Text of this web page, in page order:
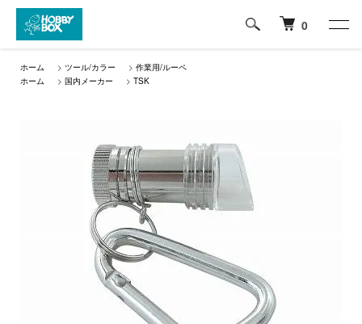
0
ホーム > ツール/カラー > 作業用/ルーペ
ホーム
> 国内メーカー > TSK